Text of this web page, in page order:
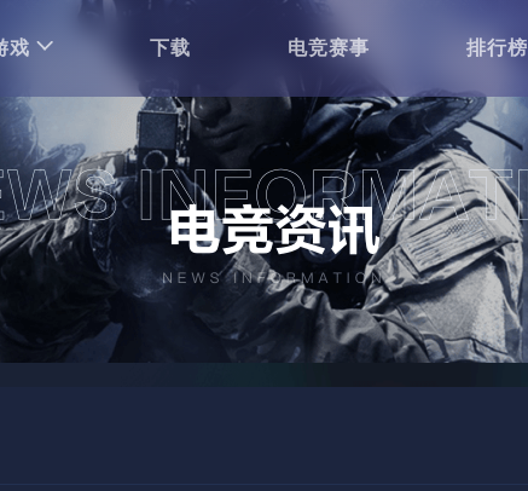
戏 下载 电竞赛事 排行榜